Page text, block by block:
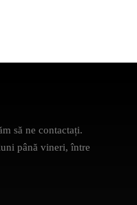
să ne contactați.
până vineri, între